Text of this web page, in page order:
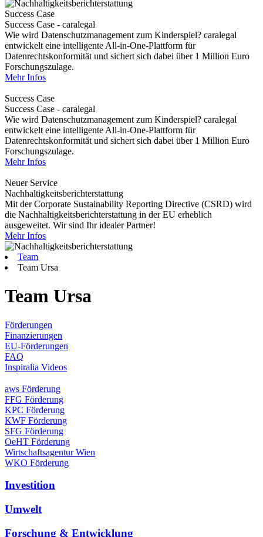
Success Case
Success Case - caralegal
Wie wird Datenschutzmanagement zum Kinderspiel? caralegal
entwickelt eine intelligente All-in-One-Plattform für
Datenrechtskonformität und sichert sich dabei über 1 Million Euro
Forschungszulage.
Mehr Infos
Success Case
Success Case - caralegal
Wie wird Datenschutzmanagement zum Kinderspiel? caralegal
entwickelt eine intelligente All-in-One-Plattform für
Datenrechtskonformität und sichert sich dabei über 1 Million Euro
Forschungszulage.
Mehr Infos
Neuer Service
Nachhaltigkeitsberichterstattung
Mit der Corporate Sustainability Reporting Directive (CSRD) wird
die Nachhaltigkeitsberichterstattung in der EU erheblich
ausgeweitet. Wir sind Ihr idealer Partner!
Mehr Infos
Team
Team Ursa
Team Ursa
Förderungen
Finanzierungen
EU-Förderungen
FAQ
Inspiralia Videos
aws Förderung
FFG Förderung
KPC Förderung
KWF Förderung
SFG Förderung
OeHT Förderung
Wirtschaftsagentur Wien
WKO Förderung
Investition
Umwelt
Forschung & Entwicklung